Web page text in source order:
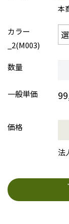
本
カラー
_2(M003)
数量
一般単価
価格
法